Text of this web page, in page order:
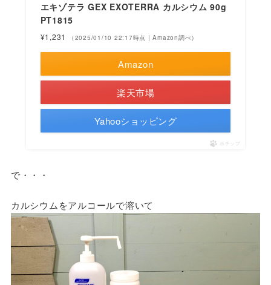
エキゾテラ GEX EXOTERRA カルシウム 90g
PT1815
¥1,231 （2025/01/10 22:17時点 | Amazon調べ）
Amazon
楽天市場
Yahooショッピング
ポチップ
で・・・
カルシウムをアルコールで溶いて